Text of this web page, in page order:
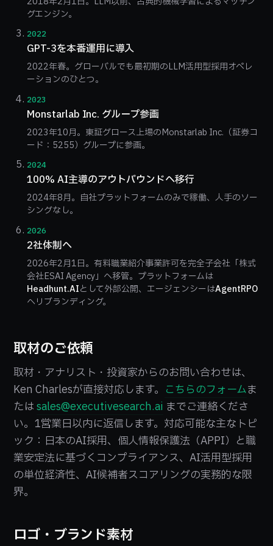
グエンジン。
2022
GPT-3を本番運用に導入
2022年春。グローバルでも最初期のLLM活用型採用オペレ
ーションのひとつ。
2023
Monstarlab Inc. グループ参画
2023年10月。東証グロース上場のMonstarlab Inc.（証券コ
ード：5255）グループに参画。
2024
100% AI主導のアウトバウンドへ移行
2024年8月。自社プラットフォームのみで稼働、人手のソー
シングなし。
2026
2社体制へ
2026年2月1日。有料職業紹介事業許可を完全子会社「株式
会社ESAI Agency」へ移管。プラットフォームは
Headhunt.AIとして外部公開、エージェンシーはAgentRPO
へリブランディング。
取材のご依頼
取材・アナリスト・投資家からのお問い合わせは、
Ken Charlesが直接対応します。 こちらのフォームま
たはsales@executivesearch.ai までご連絡くださ
い。1営業日以内に返信します。対応可能な主なトピ
ック：日本のAI採用、個人情報保護法（APPI）と職
業安定法に基づくコンプライアンス、AI活用型採用
の単位経済性、AI候補者スコアリングの実務的な限
界。
ロゴ・ブランド素材